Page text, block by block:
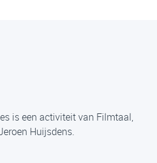
is een activiteit van Filmtaal,
Huijsdens.